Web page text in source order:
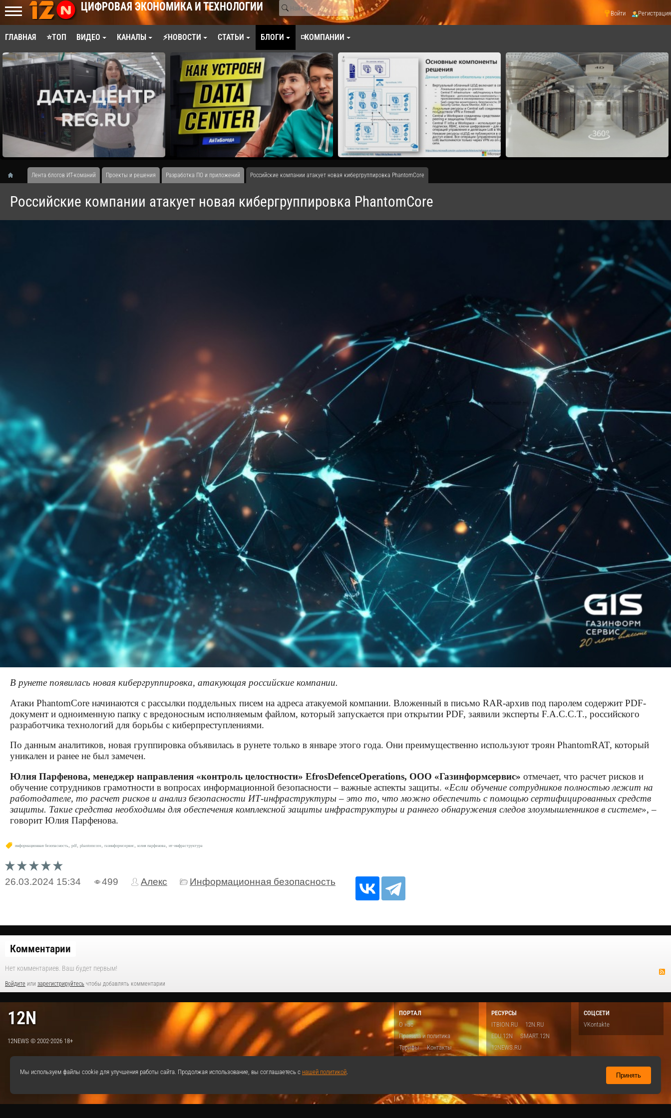
ЦИФРОВАЯ ЭКОНОМИКА И ТЕХНОЛОГИИ Войти Регистрация
ГЛАВНАЯ ⭐ТОП ВИДЕО КАНАЛЫ ⚡НОВОСТИ СТАТЬИ БЛОГИ ◽КОМПАНИИ
Лента блогов ИТ-команий Проекты и решения Разработка ПО и приложений Российские компании атакует новая кибергруппировка PhantomCore
Российские компании атакует новая кибергруппировка PhantomCore
В рунете появилась новая кибергруппировка, атакующая российские компании.
Атаки PhantomCore начинаются с рассылки поддельных писем на адреса атакуемой компании. Вложенный в письмо RAR-архив под паролем содержит PDF-
документ и одноименную папку с вредоносным исполняемым файлом, который запускается при открытии PDF, заявили эксперты F.A.C.C.T., российского
разработчика технологий для борьбы с киберпреступлениями.
По данным аналитиков, новая группировка объявилась в рунете только в январе этого года. Они преимущественно используют троян PhantomRAT, который
уникален и ранее не был замечен.
Юлия Парфенова, менеджер направления «контроль целостности» EfrosDefenceOperations, ООО «Газинформсервис» отмечает, что расчет рисков и
обучение сотрудников грамотности в вопросах информационной безопасности – важные аспекты защиты. «Если обучение сотрудников полностью лежит на
работодателе, то расчет рисков и анализ безопасности ИТ-инфраструктуры – это то, что можно обеспечить с помощью сертифицированных средств
защиты. Такие средства необходимы для обеспечения комплексной защиты инфраструктуры и раннего обнаружения следов злоумышленников в системе», –
говорит Юлия Парфенова.
информационная безопасность, pdf, phantomcore, газинформсервис, юлия парфенова , ит-инфраструктура
26.03.2024 15:34 499 Алекс Информационная безопасность
Комментарии
Нет комментариев. Ваш будет первым!
Войдите или зарегистрируйтесь чтобы добавлять комментарии
12N
12NEWS © 2002-2026 18+
ПОРТАЛ
О нас
Правила и политика
Тарифы
Контакты
РЕСУРСЫ
ITBION.RU
12N.RU
EDU.12N
SMART.12N
12NEWS.RU
СОЦСЕТИ
VKontakte
|
Мы используем файлы cookie для улучшения работы сайта. Продолжая использование, вы соглашаетесь с нашей политикой. Принять